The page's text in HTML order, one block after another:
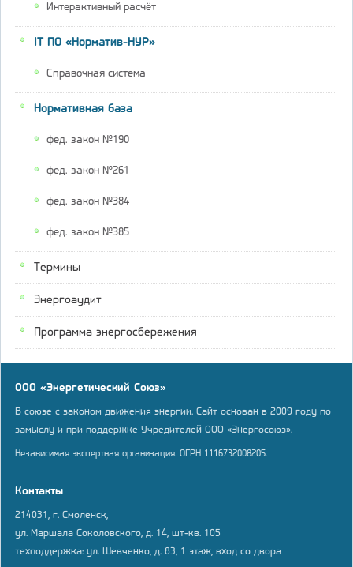
Интерактивный расчёт
IT ПО «Норматив-НУР»
Справочная система
Нормативная база
фед. закон №190
фед. закон №261
фед. закон №384
фед. закон №385
Термины
Энергоаудит
Программа энергосбережения
ООО «Энергетический Союз»
В союзе с законом движения энергии. Сайт основан в 2009 году по
замыслу и при поддержке Учредителей ООО «Энергосоюз».
Независимая экспертная организация. ОГРН 1116732008205.
Контакты
214031, г. Смоленск,
ул. Маршала Соколовского, д. 14, шт-кв. 105
техподдержка: ул. Шевченко, д. 83, 1 этаж, вход со двора